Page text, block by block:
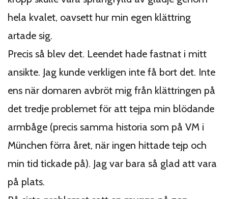
hela kvalet, oavsett hur min egen klättring
artade sig.
Precis så blev det. Leendet hade fastnat i mitt
ansikte. Jag kunde verkligen inte få bort det. Inte
ens när domaren avbröt mig från klättringen på
det tredje problemet för att tejpa min blödande
armbåge (precis samma historia som på VM i
München förra året, när ingen hittade tejp och
min tid tickade på). Jag var bara så glad att vara
på plats.